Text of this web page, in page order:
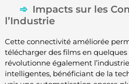
Impacts sur les
l’Industrie
Cette connectivité améliorée
télécharger des films en quelques
révolutionne également
intelligentes, bénéficiant de la